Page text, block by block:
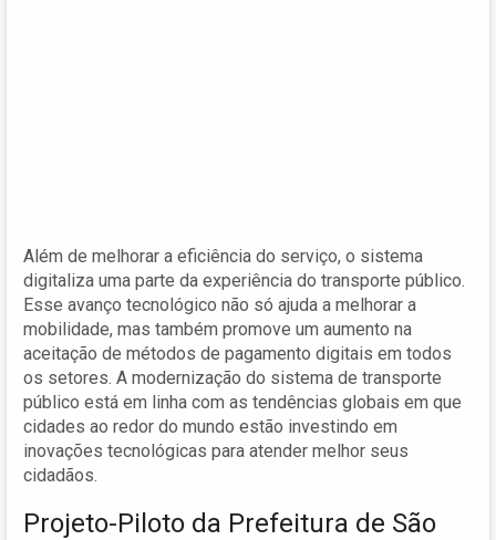
Além de melhorar a eficiência do serviço, o sistema
digitaliza uma parte da experiência do transporte público.
Esse avanço tecnológico não só ajuda a melhorar a
mobilidade, mas também promove um aumento na
aceitação de métodos de pagamento digitais em todos
os setores. A modernização do sistema de transporte
público está em linha com as tendências globais em que
cidades ao redor do mundo estão investindo em
inovações tecnológicas para atender melhor seus
cidadãos.
Projeto-Piloto da Prefeitura de São